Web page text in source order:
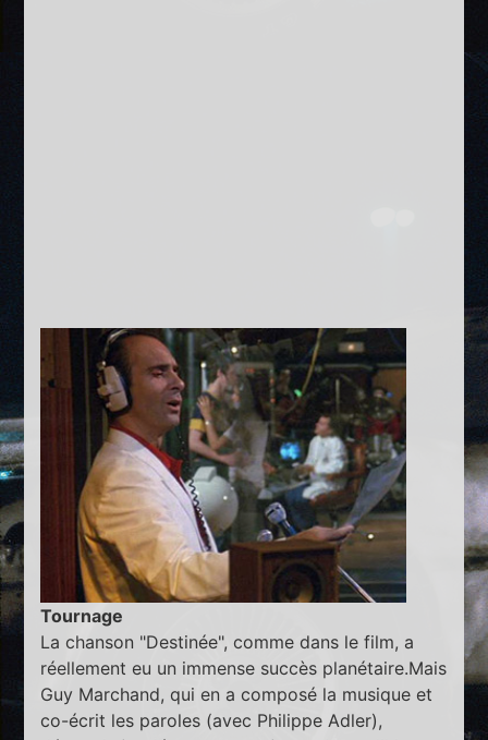
Tournage
La chanson "Destinée", comme dans le film, a
réellement eu un immense succès planétaire.Mais
Guy Marchand, qui en a composé la musique et
co-écrit les paroles (avec Philippe Adler),